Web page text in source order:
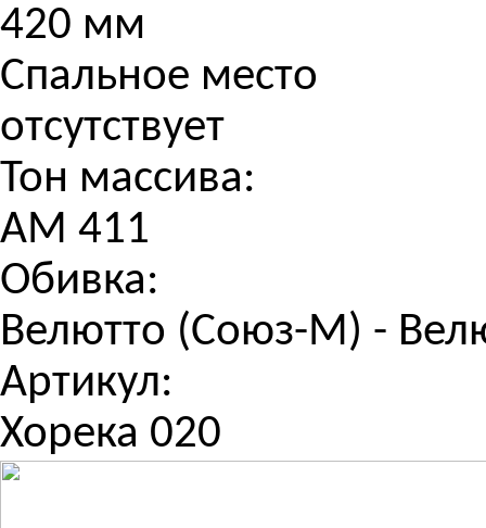
420 мм
Спальное место
отсутствует
Тон массива:
АМ 411
Обивка:
Велютто (Союз-М) -
Артикул:
Хорека 020